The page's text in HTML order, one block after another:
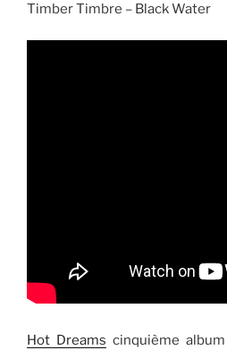
Timber Timbre – Black Water
Hot Dreams cinquième